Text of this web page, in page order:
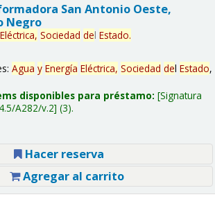
San Antonio Oeste,
Negro
Eléctrica, Sociedad del Estado.
Agua y Energía Eléctrica, Sociedad del Estado,
disponibles para préstamo: Signatura
A282/v.2 (3).
Hacer reserva
Agregar al carrito